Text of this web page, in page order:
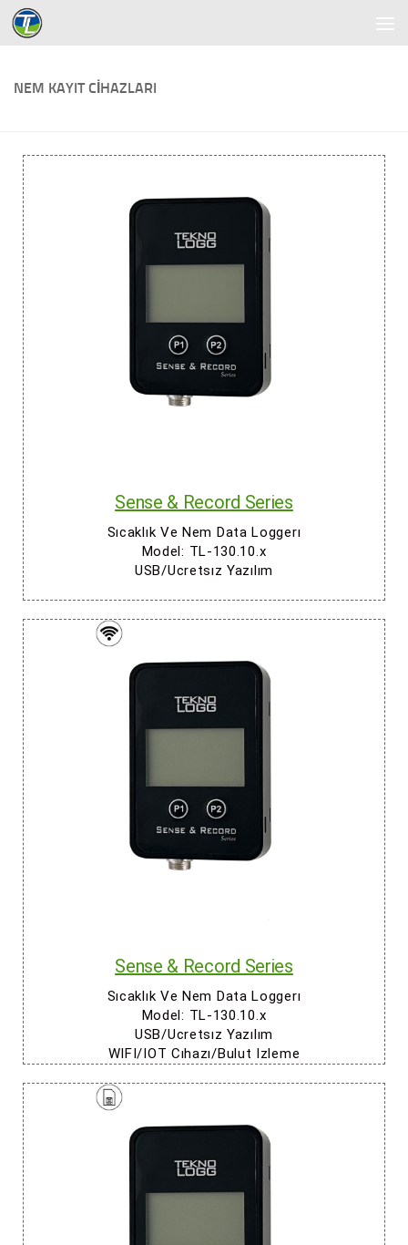
Skip to content
NEM KAYIT CIHAZLARI
Sense & Record Series
Sıcaklık Ve Nem Data Loggerı
Model: TL-130.10.x
USB/Ucretsız Yazılım
Sense & Record Series
Sıcaklık Ve Nem Data Loggerı
Model: TL-130.10.x
USB/Ucretsız Yazılım
WIFI/IOT Cıhazı/Bulut Izleme